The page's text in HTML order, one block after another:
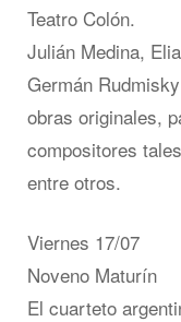
Teatro Colón.
Julián Medina,
Germán
obras originales,
compositores
entre otros.
Viernes 17/07
Noveno Maturín
El cuarteto